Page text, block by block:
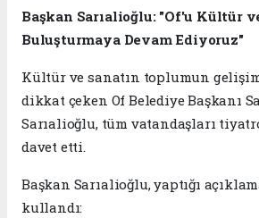
Başkan Sarıalioğlu: "Of'u Kültür
Buluşturmaya Devam Ediyoruz"
Kültür ve sanatın toplumun
dikkat çeken Of Belediye Başkanı
Sarıalioğlu, tüm vatandaşları
davet etti.
Başkan Sarıalioğlu, yaptığı
kullandı: